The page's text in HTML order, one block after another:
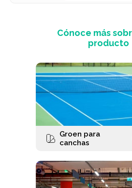
Cónoce más
producto
Groen para
canchas